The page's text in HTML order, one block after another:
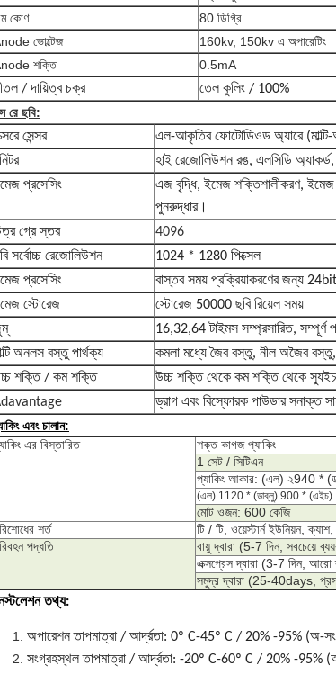
কোণ
80 ডিগ্রি
ভোল্টেজ
160kv, 150kv এ অপারেটিং
শক্তি
0.5mA
/ দায়িত্ব চক্র
তেল কুলিং / 100%
রে ছবি:
সেন্সর
এল-আকৃতির ফোটোডিওড অ্যারে
হাই রেজোলিউশন রঙ, এলসিডি অ্যাকর্ড,
প্রসেসিং
এজ বৃদ্ধি, ইমেজ শক্তিশালীকরণ, ইমেজ
পুনরুদ্ধার।
গ্রে স্তর
4096
সর্বোচ্চ রেজোলিউশন
1024 * 1280 পিক্সেল
প্রসেসিং
বাস্তব সময় প্রক্রিয়াকরণের জন্য 24bit
স্টোরেজ
স্টোরেজ 50000 ছবি রিয়েল সময়
16,32,64 টাইমস সম্প্রসারিত, সম্পূর্ণ
অনলস বস্তু পার্থক্য
কমলা মধ্যে জৈব বস্তু, নীল অজৈব
শক্তি / কম শক্তি
উচ্চ শক্তি থেকে কম শক্তি থেকে
ড্রাগ এবং বিস্ফোরক পাউডার সনাক্ত
এবং চালান:
এর বিস্তারিত
শক্ত কাগজ প্যাকিং
1 সেট / সিটিএন
প্যাকিং আকার: (এল) ২940 *
(এল) 1120 * (ডাব্লু) 900 * (এইচ)
মোট ওজন: 600 কেজি
শর্ত
টি / টি, ওয়েস্টার্ন ইউনিয়ন,
পদ্ধতি
বায়ু দ্বারা (5-7 দিন, সবচেয়ে
এক্সপ্রেস দ্বারা (3-7 দিন, আরো
সমুদ্র দ্বারা (25-40days,
তথ্য:
অপারেশন তাপমাত্রা / আর্দ্রতা: 0º C-45º C / 20% -95% (অ-
সংগ্রহস্থল তাপমাত্রা / আর্দ্রতা: -20º C-60º C / 20% -95%